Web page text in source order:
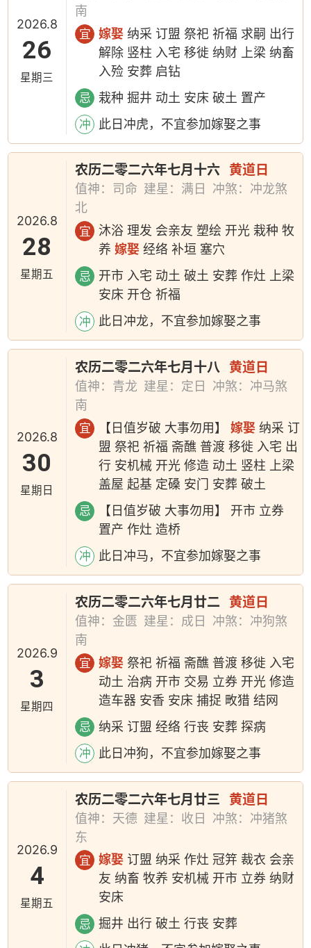
2026.8
26
星期三
南
宜 嫁娶 纳采 订盟 祭祀 祈福 求嗣 出行
解除 竖柱 入宅 移徙 纳财 上梁 纳畜
入殓 安葬 启钻
忌 栽种 掘井 动土 安床 破土 置产
冲 此日冲虎，不宜参加嫁娶之事
2026.8
28
星期五
农历二零二六年七月十六 黄道日
值神：司命 建星：满日
冲煞：冲龙煞
北
宜
沐浴 理发 会亲友 塑绘 开光 栽种 牧
养嫁娶 经络 补垣 塞穴
忌
开市 入宅 动土 破土 安葬 作灶 上梁
安床 开仓 祈福
冲 此日冲龙，不宜参加嫁娶之事
2026.8
30
星期日
农历二零二六年七月十八 黄道日
值神：青龙 建星：定日
冲煞：冲马煞
南
宜 【日值岁破 大事勿用】嫁娶 纳采 订
盟 祭祀 祈福 斋醮 普渡 移徙 入宅 出
行 安机械 开光 修造 动土 竖柱 上梁
盖屋 起基 定磉 安门 安葬 破土
忌
【日值岁破 大事勿用】 开市 立券
置产 作灶 造桥
冲 此日冲马，不宜参加嫁娶之事
2026.9
3
星期四
农历二零二六年七月廿二 黄道日
值神：金匮 建星：成日
冲煞：冲狗煞
南
宜 嫁娶 祭祀 祈福 斋醮 普渡 移徙 入宅
动土 治病 开市 交易 立券 开光 修造
造车器 安香 安床 捕捉 畋猎 结网
忌 纳采 订盟 经络 行丧 安葬 探病
冲 此日冲狗，不宜参加嫁娶之事
2026.9
4
星期五
农历二零二六年七月廿三 黄道日
值神：天德 建星：收日
冲煞：冲猪煞
东
宜 嫁娶 订盟 纳采 作灶 冠笄 裁衣 会亲
友 纳畜 牧养 安机械 开市 立券 纳财
安床
忌 掘井 出行 破土 行丧 安葬